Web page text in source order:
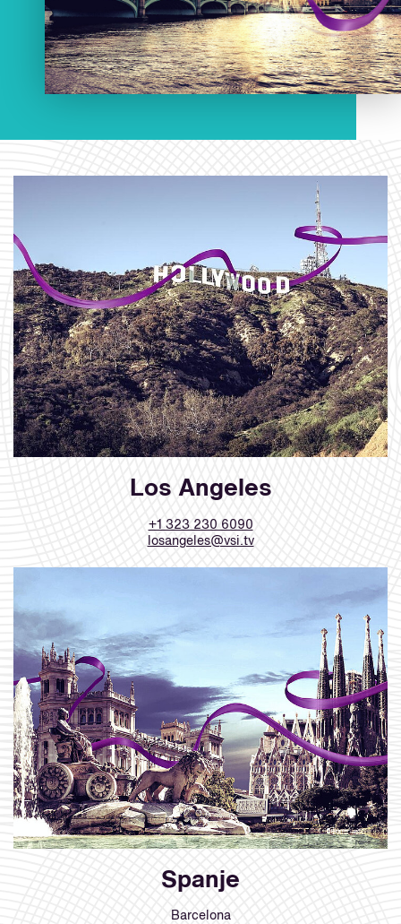
Los Angeles
+1 323 230 6090
losangeles@vsi.tv
Spanje
Barcelona